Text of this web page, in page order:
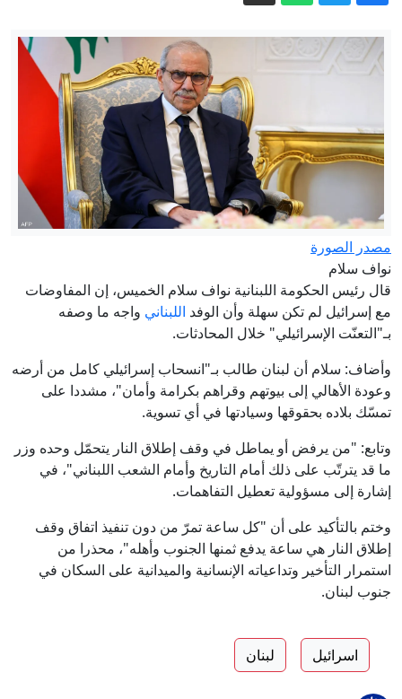
السعودية تعلن إصابة مدنيين في هجوم
حوثي استهدف نجران
مسؤول سعودي: تقارير تشير إلى استعداد
جماعات لمهاجمة المملكة
عاجل. - قتلى وجرحى بانفجار عبوة ناسفة
استهدفت حافلة ركاب في جرمانا بريف
دمشق
"التحالف" يعلن "إصابة 11 مدنياً جراء
لهجوم تخطط له ميليشيات عراقية بالتعاون
مع الحوثيين
مصدر الصورة
نواف سلام
قال رئيس الحكومة اللبنانية نواف سلام الخميس، إن المفاوضات
مع إسرائيل لم تكن سهلة وأن الوفد اللبناني واجه ما وصفه
بـ"التعنّت الإسرائيلي" خلال المحادثات.
وأضاف: سلام أن لبنان طالب بـ"انسحاب إسرائيلي كامل من أرضه
وعودة الأهالي إلى بيوتهم وقراهم بكرامة وأمان"، مشددا على
تمسّك بلاده بحقوقها وسيادتها في أي تسوية.
وتابع: "من يرفض أو يماطل في وقف إطلاق النار يتحمّل وحده وزر
ما قد يترتّب على ذلك أمام التاريخ وأمام الشعب اللبناني"، في
إشارة إلى مسؤولية تعطيل التفاهمات.
وختم بالتأكيد على أن "كل ساعة تمرّ من دون تنفيذ اتفاق وقف
إطلاق النار هي ساعة يدفع ثمنها الجنوب وأهله"، محذرا من
استمرار التأخير وتداعياته الإنسانية والميدانية على السكان في
جنوب لبنان.
اسرائيل لبنان